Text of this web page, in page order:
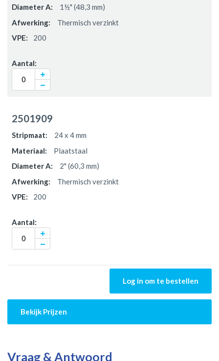
1½" (48,3 mm)
Thermisch verzinkt
200
2501909
24 x 4 mm
Plaatstaal
2" (60,3 mm)
Thermisch verzinkt
200
Log in om te bestellen
Bekijk Prijzen
Vraag & Antwoord